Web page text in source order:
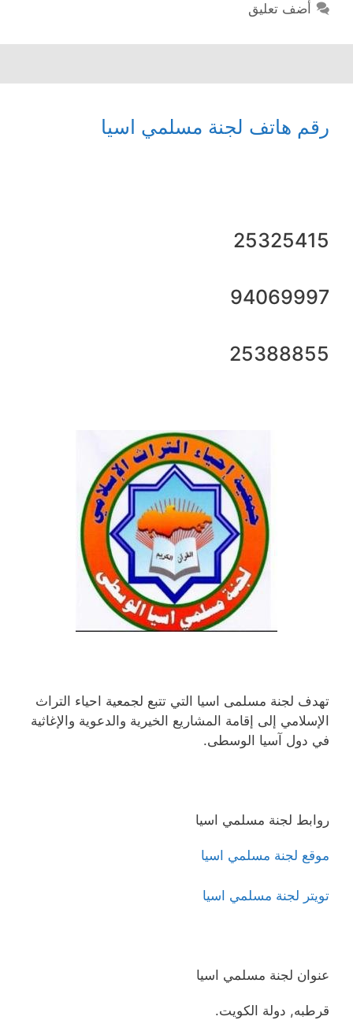
أضف تعليق
رقم هاتف لجنة مسلمي اسيا
25325415
94069997
25388855
تهدف لجنة مسلمى اسيا التي تتبع لجمعية احياء التراث
الإسلامي إلى إقامة المشاريع الخيرية والدعوية والإغاثية
في دول آسيا الوسطى.
روابط لجنة مسلمي اسيا
موقع لجنة مسلمي اسيا
تويتر لجنة مسلمي اسيا
عنوان لجنة مسلمي اسيا
قرطبه, دولة الكويت.